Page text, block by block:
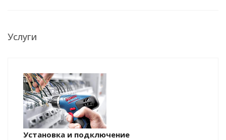
Услуги
Установка и подключение